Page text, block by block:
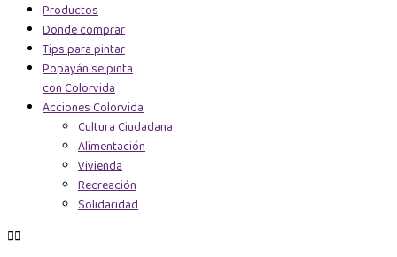
Productos
Donde comprar
Tips para pintar
Popayán se pinta
con Colorvida
Acciones Colorvida
Cultura Ciudadana
Alimentación
Vivienda
Recreación
Solidaridad